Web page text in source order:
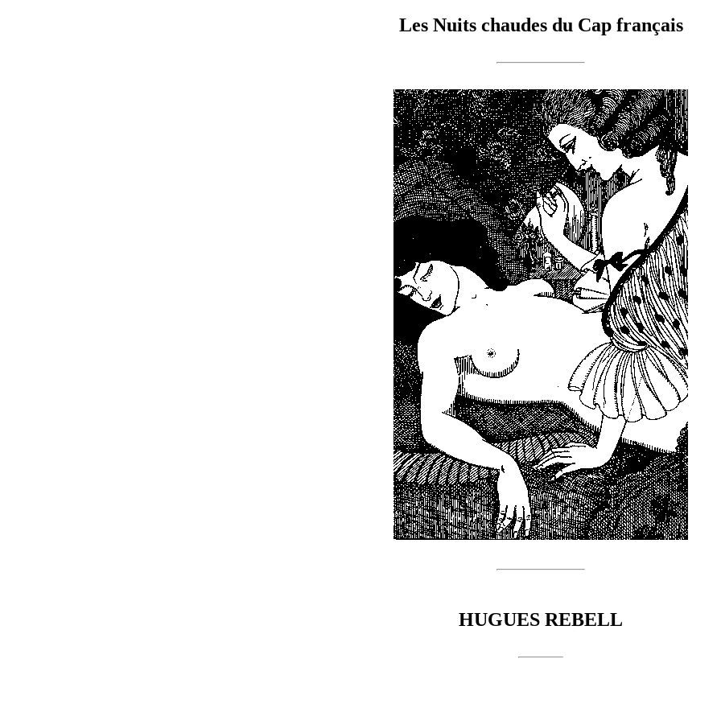
Les Nuits chaudes du Cap français
HUGUES REBELL